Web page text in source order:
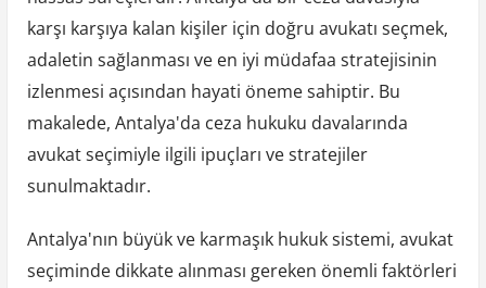
karşı karşıya kalan kişiler için doğru avukatı seçmek,
adaletin sağlanması ve en iyi müdafaa stratejisinin
izlenmesi açısından hayati öneme sahiptir. Bu
makalede, Antalya'da ceza hukuku davalarında
avukat seçimiyle ilgili ipuçları ve stratejiler
sunulmaktadır.
Antalya'nın büyük ve karmaşık hukuk sistemi, avukat
seçiminde dikkate alınması gereken önemli faktörleri